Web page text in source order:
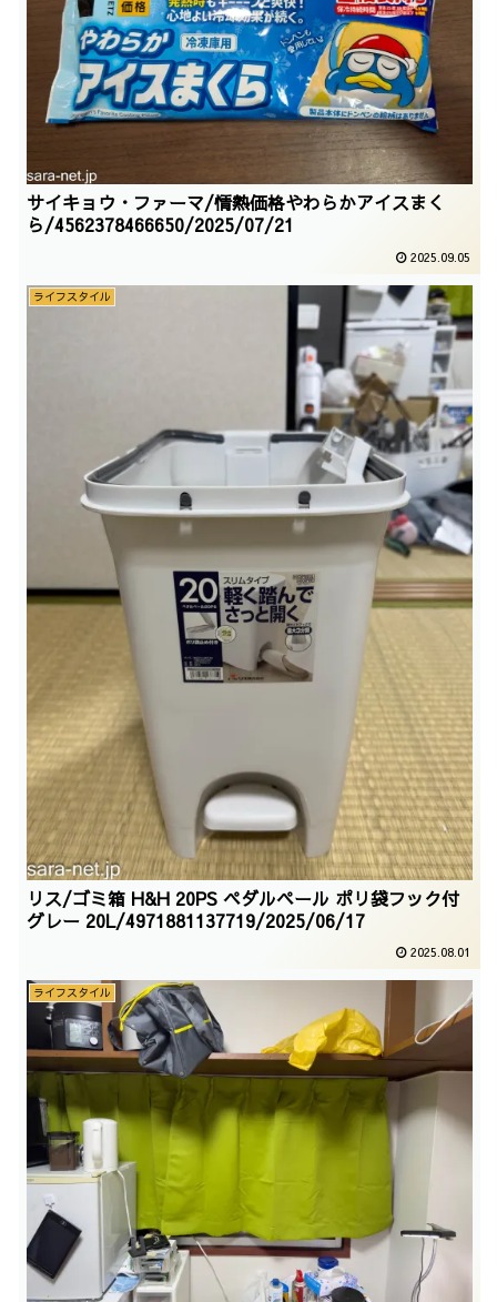
サイキョウ・ファーマ/情熱価格やわらかアイスまく
ら/4562378466650/2025/07/21
2025.09.05
ライフスタイル
リス/ゴミ箱 H&H 20PS ペダルペール ポリ袋フック付
グレー 20L/4971881137719/2025/06/17
2025.08.01
ライフスタイル